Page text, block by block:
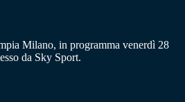
Milano, in programma venerdì 28
da Sky Sport.